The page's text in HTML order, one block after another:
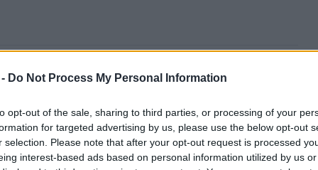
Do Not Process My Personal Information
opt-out of the sale, sharing to third parties, or processing of your
for targeted advertising by us, please use the below opt-out
selection. Please note that after your opt-out request is processed
interest-based ads based on personal information utilized by us
veszel le ezzel a Földünk válláról!
és a levegőt a nagyüzemi termelés, a
hatásaitól, pénztárcádat
Az ellátási lánc minimalizálásával